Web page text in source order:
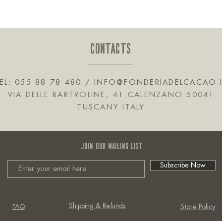
CONTACTS
055 88 78 480 /
VIA DELLE BARTROLINE, 41 CALENZANO 50041
TUSCANY ITALY
JOIN OUR MAILING LIST
Subscribe Now
FAQ Shipping & Refunds Store Policy